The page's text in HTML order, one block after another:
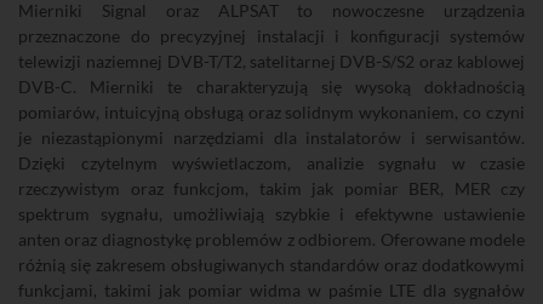
Mierniki Signal oraz ALPSAT to nowoczesne urządzenia
przeznaczone do precyzyjnej instalacji i konfiguracji systemów
telewizji naziemnej DVB-T/T2, satelitarnej DVB-S/S2 oraz kablowej
DVB-C. Mierniki te charakteryzują się wysoką dokładnością
pomiarów, intuicyjną obsługą oraz solidnym wykonaniem, co czyni
je niezastąpionymi narzędziami dla instalatorów i serwisantów.
Dzięki czytelnym wyświetlaczom, analizie sygnału w czasie
rzeczywistym oraz funkcjom, takim jak pomiar BER, MER czy
spektrum sygnału, umożliwiają szybkie i efektywne ustawienie
anten oraz diagnostykę problemów z odbiorem. Oferowane modele
różnią się zakresem obsługiwanych standardów oraz dodatkowymi
funkcjami, takimi jak pomiar widma w paśmie LTE dla sygnałów